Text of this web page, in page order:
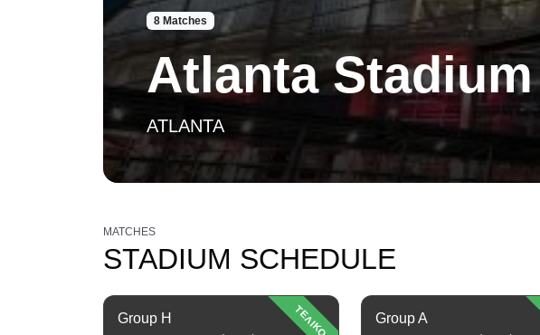
8 Matches
Atlanta Stadium
ATLANTA
MATCHES
STADIUM SCHEDULE
ΤΕΛΙΚΟ
Group H Group A